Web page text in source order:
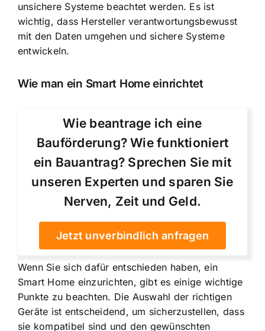
unsichere Systeme beachtet werden. Es ist
wichtig, dass Hersteller verantwortungsbewusst
mit den Daten umgehen und sichere Systeme
entwickeln.
Wie man ein Smart Home einrichtet
Wie beantrage ich eine
Bauförderung? Wie funktioniert
ein Bauantrag? Sprechen Sie mit
unseren Experten und sparen Sie
Nerven, Zeit und Geld.
Jetzt unverbindlich anfragen
Wenn Sie sich dafür entschieden haben, ein
Smart Home einzurichten, gibt es einige wichtige
Punkte zu beachten. Die Auswahl der richtigen
Geräte ist entscheidend, um sicherzustellen, dass
sie kompatibel sind und den gewünschten